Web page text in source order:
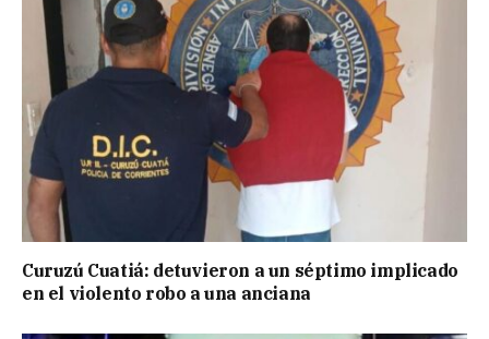
Curuzú Cuatiá: detuvieron a un séptimo implicado
en el violento robo a una anciana